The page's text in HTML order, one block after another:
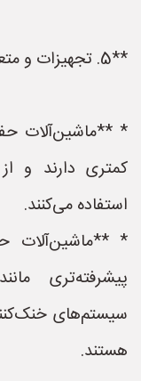
**5. تجهیزات و متعلقات:**
* **ماشین‌آلات
کمتری دارند و
استفاده می‌کنند.
* **ماشین‌آلات
پیشرفته‌تری
سیستم‌های
هستند.